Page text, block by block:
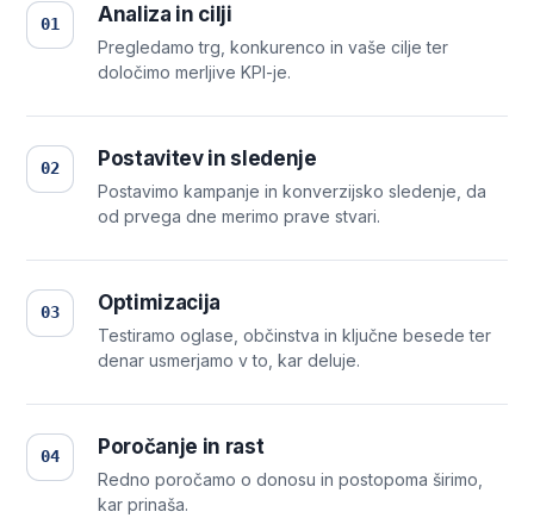
01 Analiza in cilji
Pregledamo trg, konkurenco in vaše cilje ter
določimo merljive KPI-je.
02 Postavitev in sledenje
Postavimo kampanje in konverzijsko sledenje, da
od prvega dne merimo prave stvari.
03 Optimizacija
Testiramo oglase, občinstva in ključne besede ter
denar usmerjamo v to, kar deluje.
04 Poročanje in rast
Redno poročamo o donosu in postopoma širimo,
kar prinaša.